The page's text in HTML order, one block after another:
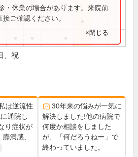
● ● ●
・休業の場合があります。来院前
ご確認ください。
×閉じる
、祝
は逆流性
通院し
り症状が
満感、
30年来の悩みが一気に
解決しました!他の病院で
何度か相談をしました
が、「何だろうねー」で
終わっていました。